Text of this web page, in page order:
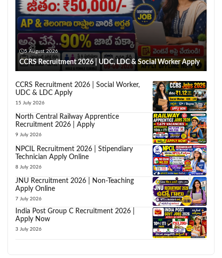
5 August 2026
CCRS Recruitment 2026 | UDC, LDC & Social Worker Apply
CCRS Recruitment 2026 | Social Worker,
UDC & LDC Apply
15 July 2026
North Central Railway Apprentice
Recruitment 2026 | Apply
9 July 2026
NPCIL Recruitment 2026 | Stipendiary
Technician Apply Online
8 July 2026
JNU Recruitment 2026 | Non-Teaching
Apply Online
7 July 2026
India Post Group C Recruitment 2026 |
Apply Now
3 July 2026